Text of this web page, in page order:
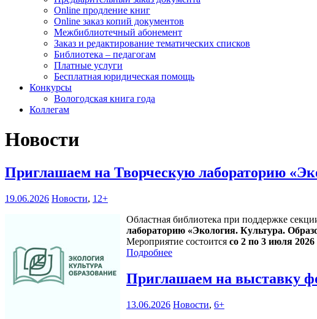
Online продление книг
Online заказ копий документов
Межбиблиотечный абонемент
Заказ и редактирование тематических списков
Библиотека – педагогам
Платные услуги
Бесплатная юридическая помощь
Конкурсы
Вологодская книга года
Коллегам
Новости
Приглашаем на Творческую лабораторию
19.06.2026 Новости, 12+
Областная библиотека при поддержке
лабораторию «Экология. Культура.
Мероприятие состоится со 2 по 3 июля 2026
Подробнее
Приглашаем на выставку
13.06.2026 Новости, 6+